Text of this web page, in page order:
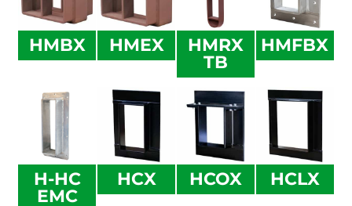
HMBX HMEX
HMRX
TB
HMFBX
H-HC
EMC
HCX HCOX HCLX